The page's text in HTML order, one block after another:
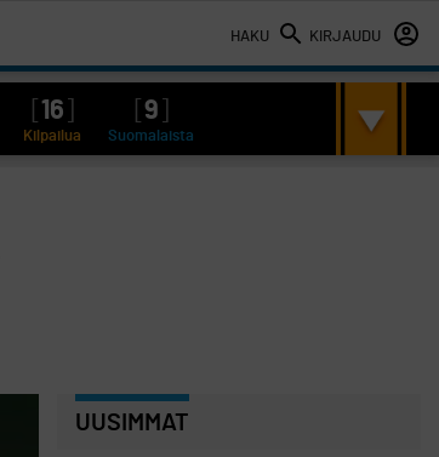
HAKU KIRJAUDU
16 9
Kilpailua Suomalaista
UUSIMMAT